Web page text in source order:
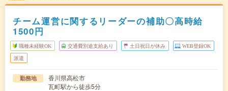
チーム運営に関するリーダーの補助〇高時給
1500円
職種未経験OK 交通費別途支給あり 土日祝日が休み WEB登録OK
派遣
勤務地
香川県高松市
瓦町駅から徒歩5分